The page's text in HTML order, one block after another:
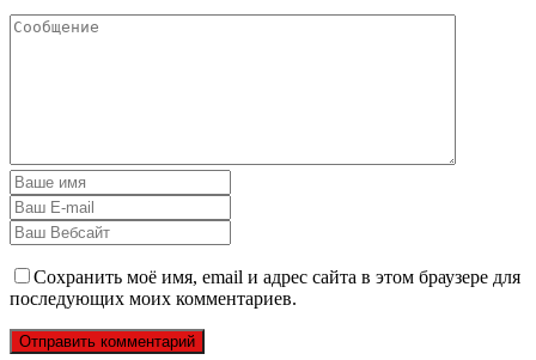
Сохранить моё имя, email и адрес сайта в этом браузере для
последующих моих комментариев.